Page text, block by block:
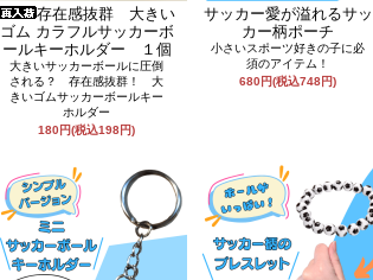
存在感抜群 大きい
ゴム カラフルサッカーボ
ールキーホルダー １個
大きいサッカーボールに圧倒
される？ 存在感抜群！ 大
きいゴムサッカーボールキー
ホルダー
180円(税込198円)
サッカー愛が溢れるサッ
カー柄ポーチ
小さいスポーツ好きの子に必
須のアイテム！
680円(税込748円)